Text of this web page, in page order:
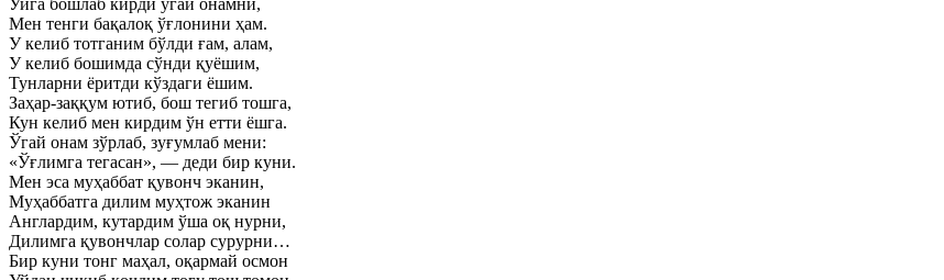
Мен тенги бақалоқ ўғлонини ҳам.
У келиб тотганим бўлди ғам, алам,
У келиб бошимда сўнди қуёшим,
Тунларни ёритди кўздаги ёшим.
Заҳар-заққум ютиб, бош тегиб тошга,
Кун келиб мен кирдим ўн етти ёшга.
Ўгай онам зўрлаб, зуғумлаб мени:
«Ўғлимга тегасан», — деди бир куни.
Мен эса муҳаббат қувонч эканин,
Муҳаббатга дилим муҳтож эканин
Англардим, кутардим ўша оқ нурни,
Дилимга қувончлар солар сурурни…
Бир куни тонг маҳал, оқармай осмон